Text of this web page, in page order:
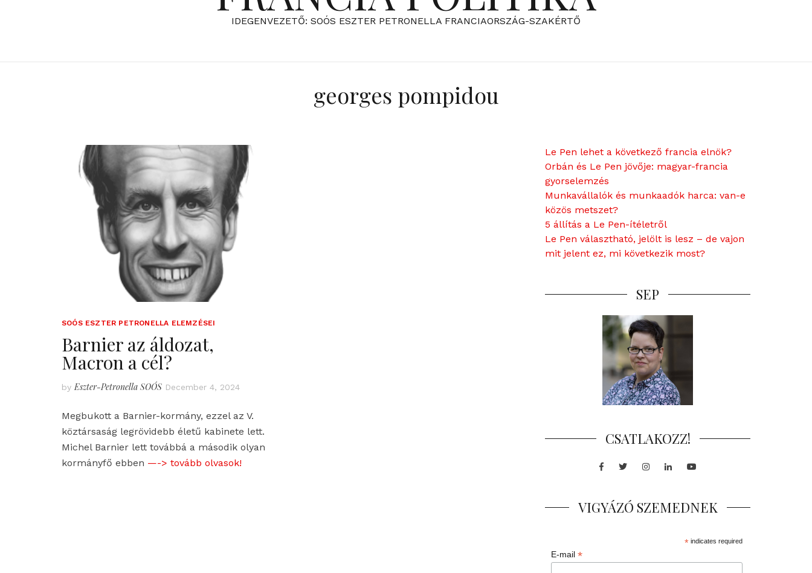
IDEGENVEZETŐ: SOÓS ESZTER PETRONELLA FRANCIAORSZÁG-SZAKÉRTŐ
georges pompidou
SOÓS ESZTER PETRONELLA ELEMZÉSEI
Barnier az áldozat,
Macron a cél?
by Eszter-Petronella SOÓS December 4, 2024
Megbukott a Barnier-kormány, ezzel az V.
köztársaság legrövidebb életű kabinete lett.
Michel Barnier lett továbbá a második olyan
kormányfő ebben —-> tovább olvasok!
Le Pen lehet a következő francia elnök?
Orbán és Le Pen jövője: magyar-francia
gyorselemzés
Munkavállalók és munkaadók harca: van-e
közös metszet?
5 állítás a Le Pen-ítéletről
Le Pen választható, jelölt is lesz – de vajon
mit jelent ez, mi következik most?
SEP
CSATLAKOZZ!
Facebook
TwitterInstagram
LinkedInYoutube
VIGYÁZÓ SZEMEDNEK
*indicates required
E-mail*